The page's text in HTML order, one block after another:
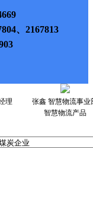
、2167813
理
张鑫 智慧物流事业
智慧物流产品